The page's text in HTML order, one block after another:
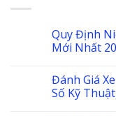
Quy Định
Mới Nhất
Đánh Giá
Số Kỹ